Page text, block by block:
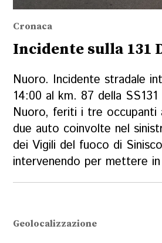
Cronaca
Incidente sulla 131
Nuoro. Incidente stradale
14:00 al km. 87 della
Nuoro, feriti i tre occupanti
due auto coinvolte nel
dei Vigili del fuoco di
intervenendo per mettere
Geolocalizzazione